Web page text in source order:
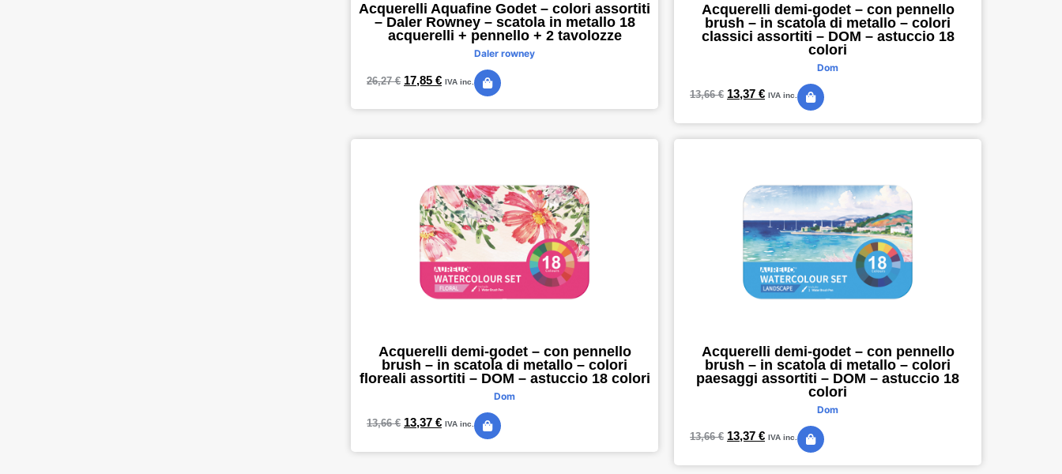
Acquerelli Aquafine Godet – colori assortiti
– Daler Rowney – scatola in metallo 18
acquerelli + pennello + 2 tavolozze
Daler rowney
26,27€ 17,85 € IVA inc.
Acquerelli demi-godet – con pennello
brush – in scatola di metallo – colori
classici assortiti – DOM – astuccio 18
colori
Dom
13,66€ 13,37 € IVA inc.
Acquerelli demi-godet – con pennello
brush – in scatola di metallo – colori
floreali assortiti – DOM – astuccio 18 colori
Dom
13,66€ 13,37 € IVA inc.
Acquerelli demi-godet – con pennello
brush – in scatola di metallo – colori
paesaggi assortiti – DOM – astuccio 18
colori
Dom
13,66€ 13,37 € IVA inc.